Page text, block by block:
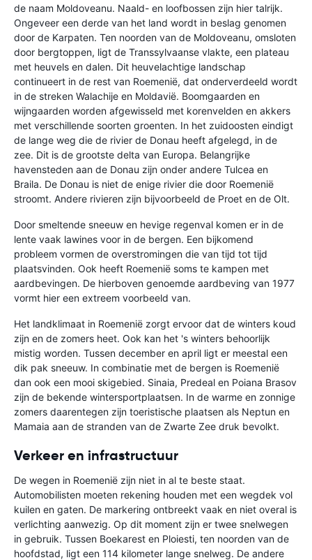
de naam Moldoveanu. Naald- en loofbossen zijn hier talrijk.
Ongeveer een derde van het land wordt in beslag genomen
door de Karpaten. Ten noorden van de Moldoveanu, omsloten
door bergtoppen, ligt de Transsylvaanse vlakte, een plateau
met heuvels en dalen. Dit heuvelachtige landschap
continueert in de rest van Roemenië, dat onderverdeeld wordt
in de streken Walachije en Moldavië. Boomgaarden en
wijngaarden worden afgewisseld met korenvelden en akkers
met verschillende soorten groenten. In het zuidoosten eindigt
de lange weg die de rivier de Donau heeft afgelegd, in de
zee. Dit is de grootste delta van Europa. Belangrijke
havensteden aan de Donau zijn onder andere Tulcea en
Braila. De Donau is niet de enige rivier die door Roemenië
stroomt. Andere rivieren zijn bijvoorbeeld de Proet en de Olt.
Door smeltende sneeuw en hevige regenval komen er in de
lente vaak lawines voor in de bergen. Een bijkomend
probleem vormen de overstromingen die van tijd tot tijd
plaatsvinden. Ook heeft Roemenië soms te kampen met
aardbevingen. De hierboven genoemde aardbeving van 1977
vormt hier een extreem voorbeeld van.
Het landklimaat in Roemenië zorgt ervoor dat de winters koud
zijn en de zomers heet. Ook kan het 's winters behoorlijk
mistig worden. Tussen december en april ligt er meestal een
dik pak sneeuw. In combinatie met de bergen is Roemenië
dan ook een mooi skigebied. Sinaia, Predeal en Poiana Brasov
zijn de bekende wintersportplaatsen. In de warme en zonnige
zomers daarentegen zijn toeristische plaatsen als Neptun en
Mamaia aan de stranden van de Zwarte Zee druk bevolkt.
Verkeer en infrastructuur
De wegen in Roemenië zijn niet in al te beste staat.
Automobilisten moeten rekening houden met een wegdek vol
kuilen en gaten. De markering ontbreekt vaak en niet overal is
verlichting aanwezig. Op dit moment zijn er twee snelwegen
in gebruik. Tussen Boekarest en Ploiesti, ten noorden van de
hoofdstad, ligt een 114 kilometer lange snelweg. De andere